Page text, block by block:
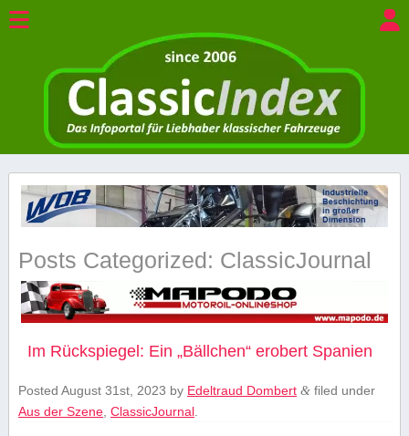
Posts Categorized: ClassicJournal
Im Rückspiegel: Ein „Bällchen“ erobert Spanien
Posted August 31st, 2023 by Edeltraud Dombert &filed under
Aus der Szene, ClassicJournal.